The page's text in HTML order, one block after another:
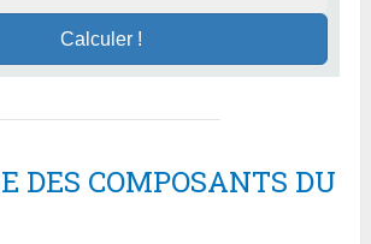
Calculer !
DES COMPOSANTS DU